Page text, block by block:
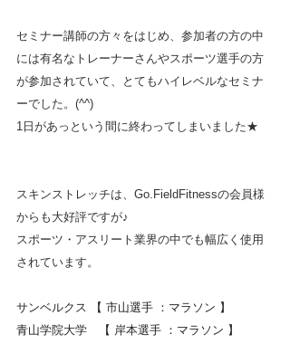
セミナー講師の方々をはじめ、参加者の方の中
には有名なトレーナーさんやスポーツ選手の方
が参加されていて、とてもハイレベルなセミナ
ーでした。(^^)
1日があっという間に終わってしまいました★
スキンストレッチは、Go.FieldFitnessの会員様
からも大好評ですが♪
スポーツ・アスリート業界の中でも幅広く使用
されています。
サンベルクス 【 市山選手 ：マラソン 】
青山学院大学　【 岸本選手 ：マラソン 】